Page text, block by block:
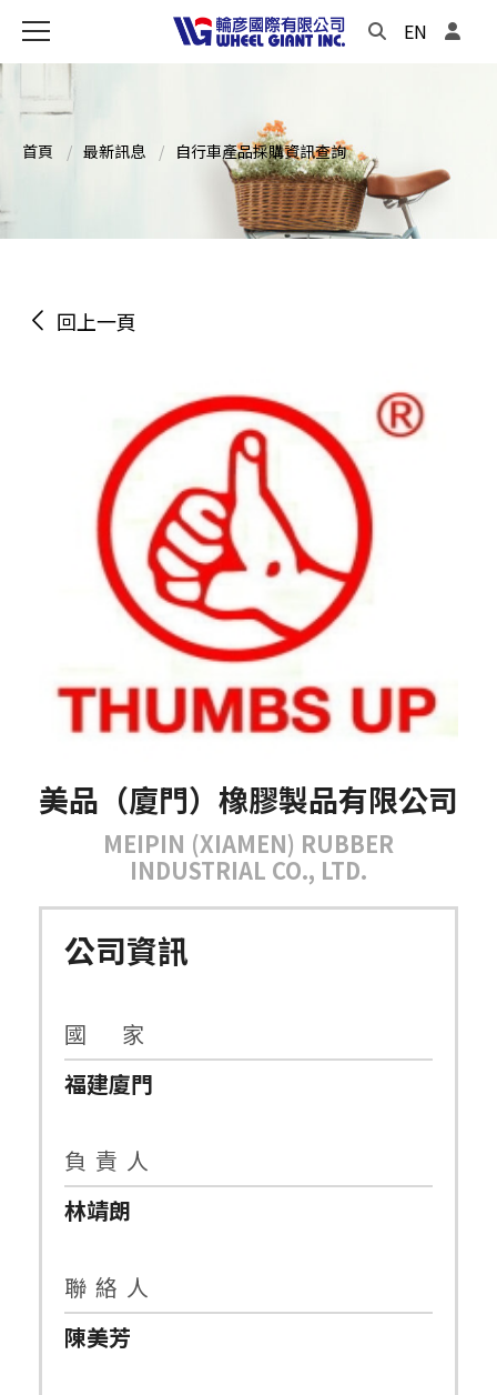
EN
首頁 最新訊息 自行車產品採購資訊查詢
回上一頁
美品（廈門）橡膠製品有限公司
MEIPIN (XIAMEN) RUBBER
INDUSTRIAL CO., LTD.
公司資訊
國 家
福建廈門
負 責 人
林靖朗
聯 絡 人
陳美芳